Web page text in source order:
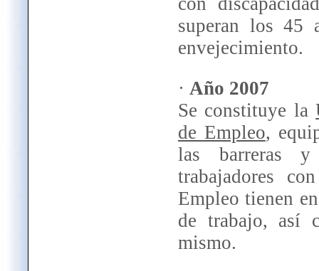
superan los 45
envejecimiento.
· Año 2007
Se constituye la
de Empleo,
las barreras
trabajadores
Empleo tienen
de trabajo, así
mismo.